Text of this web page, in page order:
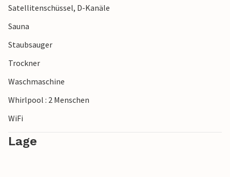
Satellitenschüssel, D-Kanäle
Sauna
Staubsauger
Trockner
Waschmaschine
Whirlpool : 2 Menschen
WiFi
Lage